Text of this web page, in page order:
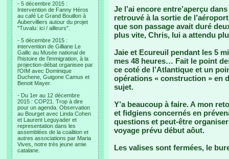
- 5 décembre 2015 :
Intervention de Fanny Héros
au café Le Grand Bouillon à
Aubervilliers autour du projet
"Tuvalu: ici / ailleurs".
- 5 décembre 2015 :
intervention de Gilliane Le
Gallic au Musée national de
l’histoire de l’immigration, à la
projection-débat organisee par
l’OIM avec Dominique
Duchene, Guigone Camus et
Benoit Mayer.
- Du 1er au 12 décembre
2015 : COP21. Trop à dire
pour un agenda. Observation
au Bourget avec Linda Cohen
et Laurent Leguyader et
representation dans les
assemblées de la coalition et
autres associations par Maria
Vives, notre très jeune amie
catalane.
Je l’ai encore entre’aperçu
retrouvé à la sortie de
que son passage avait duré
plus vite, Chris, lui a attendu
Jaie et Ecureuil pendant les 5
mes 48 heures… Fait le point
ce coté de l’Atlantique et un
opérations « construction » en
sujet.
Y’a beaucoup à faire. A mon
et fidgiens concernés en
questions et peut-être
voyage prévu début aôut.
Les valises sont fermées, le